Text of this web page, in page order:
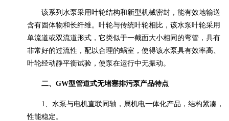
该系列水泵采用叶轮结构和新型机械密封，能有效地输送
含有固体物和长纤维。叶轮与传统叶轮相比，该水泵叶轮采用
单流道或双流道形式，它类似于一截面大小相同的弯管，具有
非常好的过流性，配以合理的蜗室，使得该水泵具有效率高、
叶轮经动静平衡试验，使泵在运行中无振动。
二、 GW型管道式无堵塞排污泵产品特点
1
、水泵与电机直联同轴，属机电一体化产品，结构紧凑，
性能稳定。